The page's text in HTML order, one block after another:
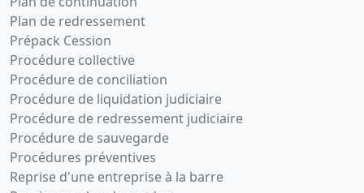
Plan de redressement
Prépack Cession
Procédure collective
Procédure de conciliation
Procédure de liquidation judiciaire
Procédure de redressement judiciaire
Procédure de sauvegarde
Procédures préventives
Reprise d'une entreprise à la barre